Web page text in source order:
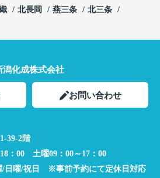
北長岡 燕三条
北三条
潟化成株式会社
お問い合わせ
39-2階
：00 土曜09：00～17：00
/日曜/祝日 ※事前予約にて定休日対応